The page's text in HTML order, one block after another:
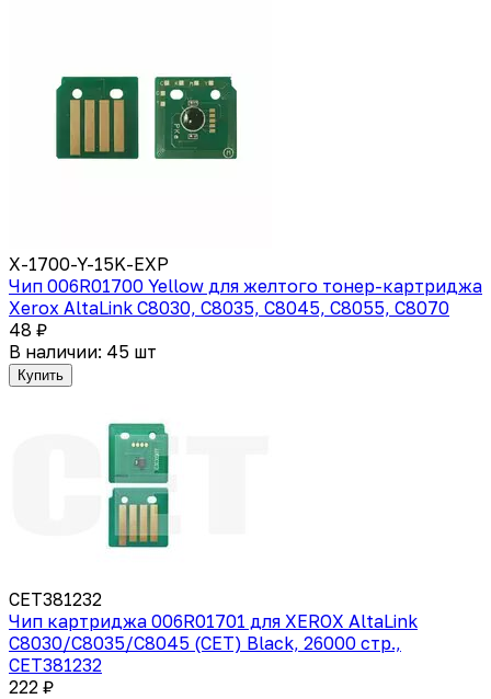
X-1700-Y-15K-EXP
Чип 006R01700 Yellow для желтого тонер-картриджа
Xerox AltaLink C8030, C8035, C8045, C8055, C8070
48 ₽
В наличии: 45 шт
Купить
CET381232
Чип картриджа 006R01701 для XEROX AltaLink
C8030/C8035/C8045 (CET) Black, 26000 стр.,
CET381232
222 ₽